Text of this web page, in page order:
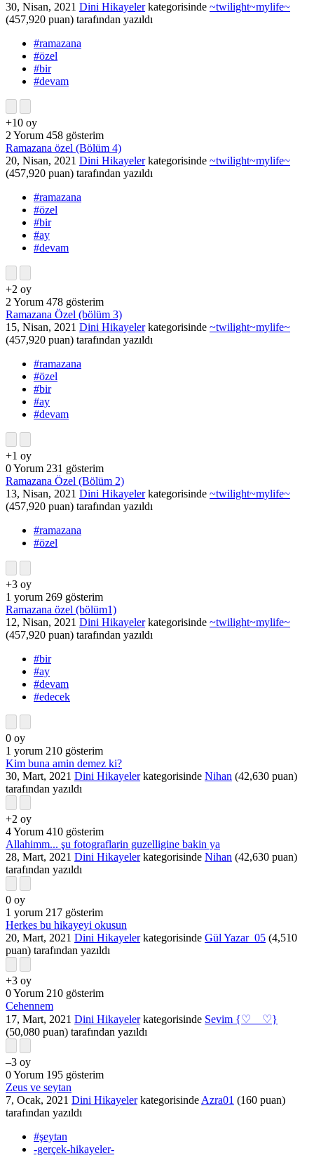
30, Nisan, 2021 Dini Hikayelerkategorisinde ~twilight~mylife~
(457,920 puan) tarafından yazıldı
#ramazana
#özel
#bir
#devam
+10 oy
2 Yorum 458 gösterim
Ramazana özel (Bölüm 4)
20, Nisan, 2021 Dini Hikayelerkategorisinde ~twilight~mylife~
(457,920 puan) tarafından yazıldı
#ramazana
#özel
#bir
#ay
#devam
+2 oy
2 Yorum 478 gösterim
Ramazana Özel (bölüm 3)
15, Nisan, 2021 Dini Hikayelerkategorisinde ~twilight~mylife~
(457,920 puan) tarafından yazıldı
#ramazana
#özel
#bir
#ay
#devam
+1 oy
0Yorum 231 gösterim
Ramazana Özel (Bölüm 2)
13, Nisan, 2021 Dini Hikayelerkategorisinde ~twilight~mylife~
(457,920 puan) tarafından yazıldı
#ramazana
#özel
+3 oy
1 yorum 269 gösterim
Ramazana özel (bölüm1)
12, Nisan, 2021 Dini Hikayelerkategorisinde ~twilight~mylife~
(457,920 puan) tarafından yazıldı
#bir
#ay
#devam
#edecek
0 oy
1 yorum 210 gösterim
Kim buna amin demez ki?
30, Mart, 2021 Dini Hikayelerkategorisinde Nihan (42,630 puan)
tarafından yazıldı
+2 oy
4Yorum 410 gösterim
Allahimm... şu fotograflarin guzelligine bakin ya
28, Mart, 2021 Dini Hikayelerkategorisinde Nihan (42,630 puan)
tarafından yazıldı
0 oy
1 yorum 217 gösterim
Herkes bu hikayeyi okusun
20, Mart, 2021 Dini Hikayelerkategorisinde Gül Yazar_05 (4,510
puan) tarafından yazıldı
+3 oy
0Yorum 210 gösterim
Cehennem
17, Mart, 2021 Dini Hikayelerkategorisinde Sevim {♡__♡}
(50,080 puan) tarafından yazıldı
–3 oy
0Yorum 195 gösterim
Zeus ve seytan
7, Ocak, 2021 Dini Hikayelerkategorisinde Azra01 (160 puan)
tarafından yazıldı
#şeytan
-gerçek-hikayeler-